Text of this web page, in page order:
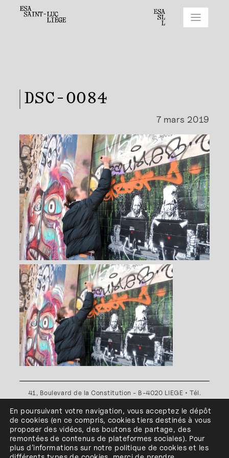
DSC-0084
7 mars 2019
41, Boulevard de la Constitution - B-4020 LIEGE • Tél.
Plan d'accès•Politique de confidentialité•Politique de
cookies•Conditions générales
l'ESA Saint-Luc Liège est membre du
En poursuivant votre navigation, vous acceptez le dépôt
de cookies (en ce compris, cookiestiers destinés à vous
proposer des vidéos, des boutons de partage, des
remontées de contenus de plateformes sociales). Pour
plus d’informations sur notre politique de cookies et les